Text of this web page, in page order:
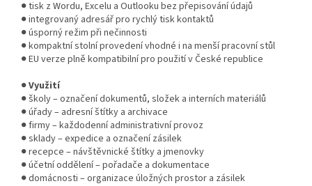
● tisk z Wordu, Excelu a Outlooku bez přepisování údajů
● integrovaný adresář pro rychlý tisk kontaktů
● úsporný režim při nečinnosti
● kompaktní stolní provedení vhodné i na menší pracovní stůl
● EU verze plně kompatibilní pro použití v České republice
●Využití
● školy – označení dokumentů, složek a interních materiálů
● úřady – adresní štítky a archivace
● firmy – každodenní administrativní provoz
● sklady – expedice a označení zásilek
● recepce – návštěvnické štítky a jmenovky
● účetní oddělení – pořadače a dokumentace
● domácnosti – organizace úložných prostor a zásilek